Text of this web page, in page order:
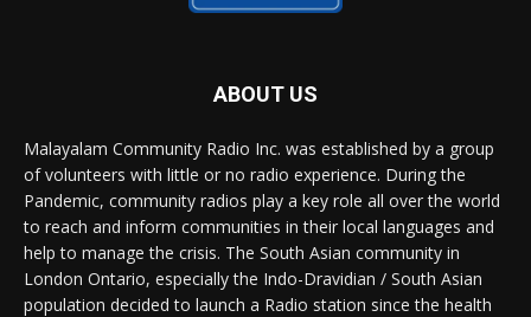
ABOUT US
Malayalam Community Radio Inc. was established by a group
of volunteers with little or no radio experience. During the
Pandemic, community radios play a key role all over the world
to reach and inform communities in their local languages and
help to manage the crisis. The South Asian community in
London Ontario, especially the Indo-Dravidian / South Asian
population decided to launch a Radio station since the health